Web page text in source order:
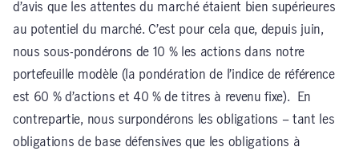
d’avis que les attentes du marché étaient bien supérieures
au potentiel du marché. C’est pour cela que, depuis juin,
nous sous-pondérons de 10 % les actions dans notre
portefeuille modèle (la pondération de l’indice de référence
est 60 % d’actions et 40 % de titres à revenu fixe). En
contrepartie, nous surpondérons les obligations – tant les
obligations de base défensives que les obligations à